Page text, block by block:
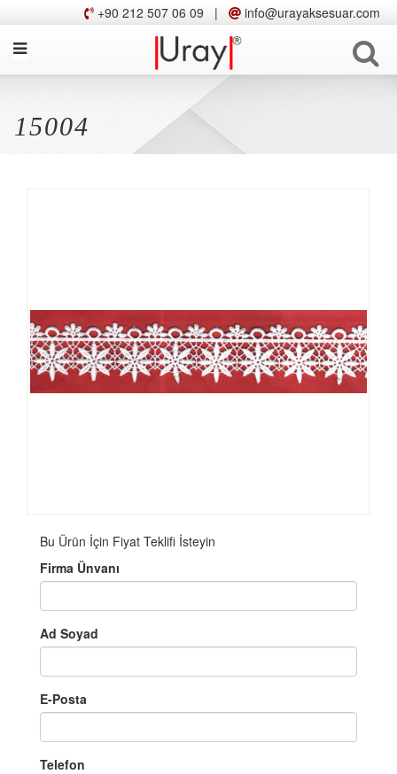
+90 212 507 06 09 | info@urayaksesuar.com
15004
Bu Ürün İçin Fiyat Teklifi İsteyin
Firma Ünvanı
Ad Soyad
E-Posta
Telefon